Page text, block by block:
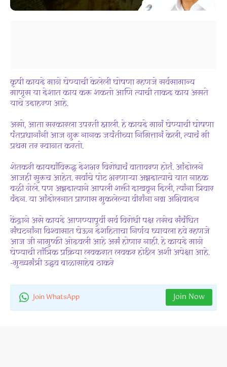
कृषी कायदे मागे घेण्याची केलेली घोषणा म्हणजे सर्वसामान्य
माणूस या देशात काय करू शकतो आणि त्याची ताकद काय असते
याचे उदाहरण आहे.
असो, आता सरकारला उपरती झाली. हे कायदे मागं घेण्याची घोषणा
पंतप्रधानांनी आज गुरू नानक जयंतीच्या निमित्तानं केली, त्याचं मी
प्रथम तर स्वागत करतो.
शेतकरी कायद्यांविरुद्ध देशभर विरोधाचं वातावरण होतं. आंदोलने
आजही सुरूच आहेत. सर्वांचे पोट भरणाऱ्या अन्नदात्याचे यात नाहक
बळी गेले. पण अन्नदात्याने आपली शक्ती दाखवून दिली, त्यांना त्रिवार
वंदन. या आंदोलनात प्राणास मुकलेल्या वीरांना नम्र अभिवादन
केंद्राने असे कायदे आणण्यापूर्वी सर्व विरोधी पक्ष तसेच संबंधित
संघटनांना विश्वासात घेऊन देशहिताचा निर्णय घ्यायला हवे म्हणजे
आज जी नामुष्की ओढवली आहे असं होणार नाही. हे कायदे मागे
घेण्याची तांत्रिक प्रक्रिया लवकरात लवकर होईल अशी अपेक्षा आहे.
-मुख्यमंत्री उद्धव बाळासाहेब ठाकरे
Join WhatsApp Join Now